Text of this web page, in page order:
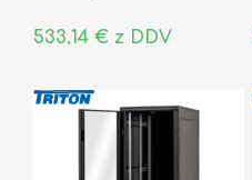
533,14 € z DDV